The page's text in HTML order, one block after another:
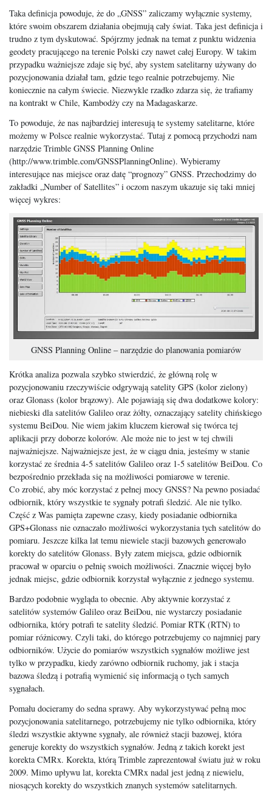
Taka definicja powoduje, że do „GNSS” zaliczamy wyłącznie systemy,
które swoim obszarem działania obejmują cały świat. Taka jest definicja i
trudno z tym dyskutować. Spójrzmy jednak na temat z punktu widzenia
geodety pracującego na terenie Polski czy nawet całej Europy. W takim
przypadku ważniejsze zdaje się być, aby system satelitarny używany do
pozycjonowania działał tam, gdzie tego realnie potrzebujemy. Nie
koniecznie na całym świecie. Niezwykle rzadko zdarza się, że trafiamy
na kontrakt w Chile, Kambodży czy na Madagaskarze.
To powoduje, że nas najbardziej interesują te systemy satelitarne, które
możemy w Polsce realnie wykorzystać. Tutaj z pomocą przychodzi nam
narzędzie Trimble GNSS Planning Online
(http://www.trimble.com/GNSSPlanningOnline). Wybieramy
interesujące nas miejsce oraz datę “prognozy” GNSS. Przechodzimy do
zakładki „Number of Satellites” i oczom naszym ukazuje się taki mniej
więcej wykres:
GNSS Planning Online – narzędzie do planowania pomiarów
Krótka analiza pozwala szybko stwierdzić, że główną rolę w
pozycjonowaniu rzeczywiście odgrywają satelity GPS (kolor zielony)
oraz Glonass (kolor brązowy). Ale pojawiają się dwa dodatkowe kolory:
niebieski dla satelitów Galileo oraz żółty, oznaczający satelity chińskiego
systemu BeiDou. Nie wiem jakim kluczem kierował się twórca tej
aplikacji przy doborze kolorów. Ale może nie to jest w tej chwili
najważniejsze. Najważniejsze jest, że w ciągu dnia, jesteśmy w stanie
korzystać ze średnia 4-5 satelitów Galileo oraz 1-5 satelitów BeiDou. Co
bezpośrednio przekłada się na możliwości pomiarowe w terenie.
Co zrobić, aby móc korzystać z pełnej mocy GNSS? Na pewno posiadać
odbiornik, który wszystkie te sygnały potrafi śledzić. Ale nie tylko.
Część z Was pamięta zapewne czasy, kiedy posiadanie odbiornika
GPS+Glonass nie oznaczało możliwości wykorzystania tych satelitów do
pomiaru. Jeszcze kilka lat temu niewiele stacji bazowych generowało
korekty do satelitów Glonass. Były zatem miejsca, gdzie odbiornik
pracował w oparciu o pełnię swoich możliwości. Znacznie więcej było
jednak miejsc, gdzie odbiornik korzystał wyłącznie z jednego systemu.
Bardzo podobnie wygląda to obecnie. Aby aktywnie korzystać z
satelitów systemów Galileo oraz BeiDou, nie wystarczy posiadanie
odbiornika, który potrafi te satelity śledzić. Pomiar RTK (RTN) to
pomiar różnicowy. Czyli taki, do którego potrzebujemy co najmniej pary
odbiorników. Użycie do pomiarów wszystkich sygnałów możliwe jest
tylko w przypadku, kiedy zarówno odbiornik ruchomy, jak i stacja
bazowa śledzą i potrafią wymienić się informacją o tych samych
sygnałach.
Pomału docieramy do sedna sprawy. Aby wykorzystywać pełną moc
pozycjonowania satelitarnego, potrzebujemy nie tylko odbiornika, który
śledzi wszystkie aktywne sygnały, ale również stacji bazowej, która
generuje korekty do wszystkich sygnałów. Jedną z takich korekt jest
korekta CMRx. Korekta, którą Trimble zaprezentował światu już w roku
2009. Mimo upływu lat, korekta CMRx nadal jest jedną z niewielu,
niosących korekty do wszystkich znanych systemów satelitarnych.